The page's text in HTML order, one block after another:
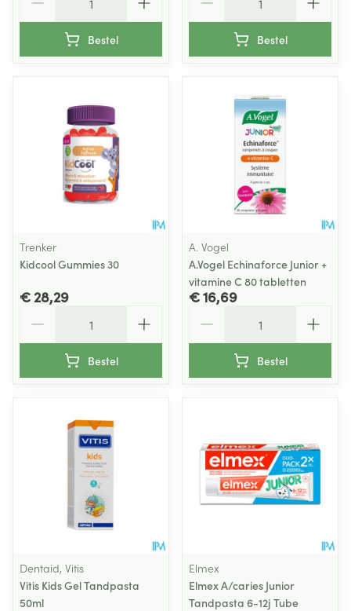
Bestel Bestel
Trenker
Kidcool Gummies 30
€ 28,29
Bestel
A. Vogel
A.Vogel Echinaforce Junior +
vitamine C 80 tabletten
€ 16,69
Bestel
Dentaid, Vitis
Vitis Kids Gel Tandpasta
50ml
Elmex
Elmex A/caries Junior
Tandpasta 6-12j Tube